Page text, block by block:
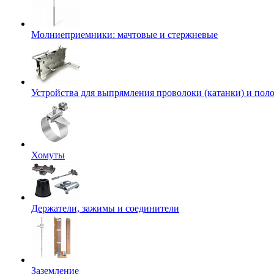
Молниеприемники: мачтовые и стержневые
Устройства для выпрямления проволоки (катанки) и
Хомуты
Держатели, зажимы и соединители
Заземление